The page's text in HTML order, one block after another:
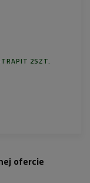
2SZT.
ofercie